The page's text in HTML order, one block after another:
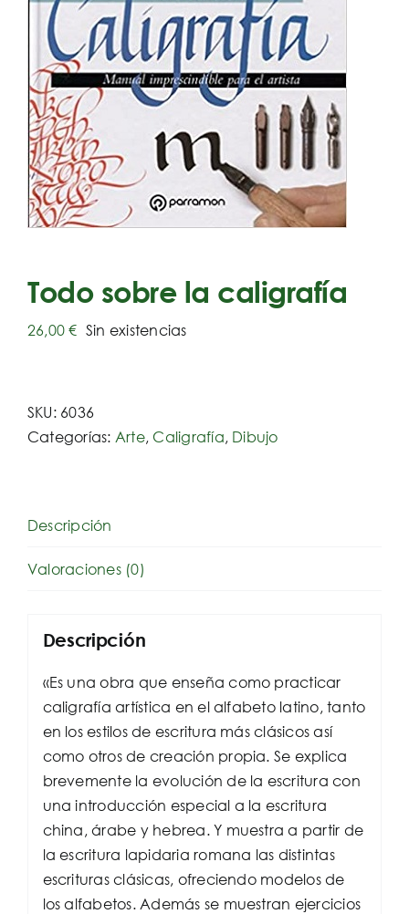
Todo sobre la caligrafía
26,00€ Sin existencias
SKU: 6036
Categorías: Arte, Caligrafía, Dibujo
Descripción
Valoraciones (0)
Descripción
«Es una obra que enseña como practicar
caligrafía artística en el alfabeto latino, tanto
en los estilos de escritura más clásicos así
como otros de creación propia. Se explica
brevemente la evolución de la escritura con
una introducción especial a la escritura
china, árabe y hebrea. Y muestra a partir de
la escritura lapidaria romana las distintas
escrituras clásicas, ofreciendo modelos de
los alfabetos. Además se muestran ejercicios